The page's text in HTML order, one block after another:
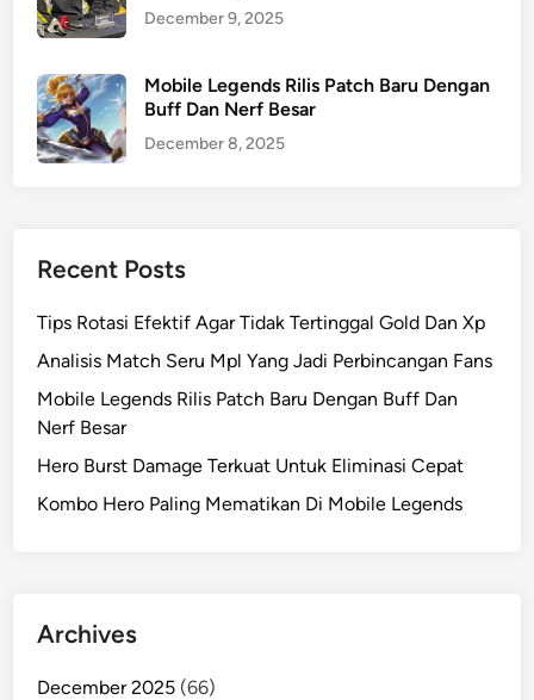
December 9, 2025
Mobile Legends Rilis Patch Baru Dengan
Buff Dan Nerf Besar
December 8, 2025
Recent Posts
Tips Rotasi Efektif Agar Tidak Tertinggal Gold Dan Xp
Analisis Match Seru Mpl Yang Jadi Perbincangan Fans
Mobile Legends Rilis Patch Baru Dengan Buff Dan
Nerf Besar
Hero Burst Damage Terkuat Untuk Eliminasi Cepat
Kombo Hero Paling Mematikan Di Mobile Legends
Archives
December 2025 (66)